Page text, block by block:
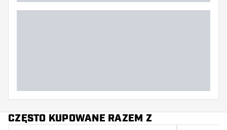
CZĘSTO KUPOWANE RAZEM Z